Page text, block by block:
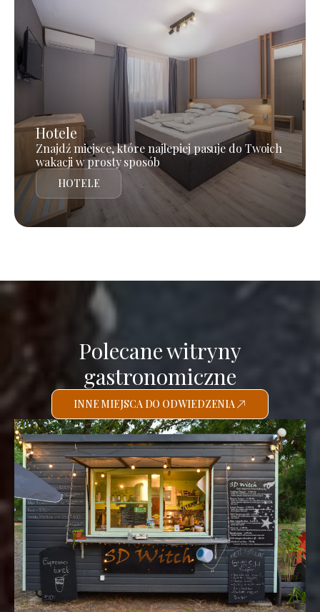
Hotele
Znajdź miejsce, które najlepiej pasuje do Twoich
wakacji w prosty sposób
HOTELE
Polecane witryny
gastronomiczne
INNE MIEJSCA DO ODWIEDZENIA